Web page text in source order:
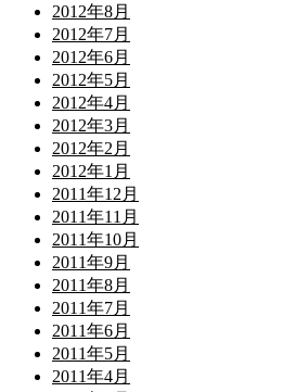
2012年8月
2012年7月
2012年6月
2012年5月
2012年4月
2012年3月
2012年2月
2012年1月
2011年12月
2011年11月
2011年10月
2011年9月
2011年8月
2011年7月
2011年6月
2011年5月
2011年4月